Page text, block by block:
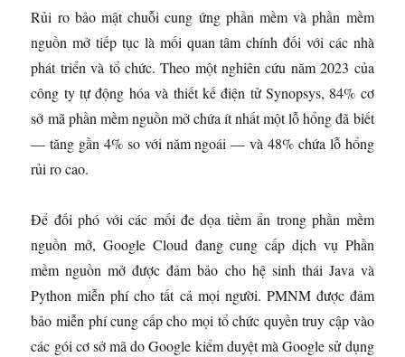
Rủi ro bảo mật chuỗi cung ứng phần mềm và phần mềm
nguồn mở tiếp tục là mối quan tâm chính đối với các nhà
phát triển và tổ chức. Theo một nghiên cứu năm 2023 của
công ty tự động hóa và thiết kế điện tử Synopsys, 84% cơ
sở mã phần mềm nguồn mở chứa ít nhất một lỗ hổng đã biết
— tăng gần 4% so với năm ngoái — và 48% chứa lỗ hổng
rủi ro cao.
Để đối phó với các mối đe dọa tiềm ẩn trong phần mềm
nguồn mở, Google Cloud đang cung cấp dịch vụ Phần
mềm nguồn mở được đảm bảo cho hệ sinh thái Java và
Python miễn phí cho tất cả mọi người. PMNM được đảm
bảo miễn phí cung cấp cho mọi tổ chức quyền truy cập vào
các gói cơ sở mã do Google kiểm duyệt mà Google sử dụng